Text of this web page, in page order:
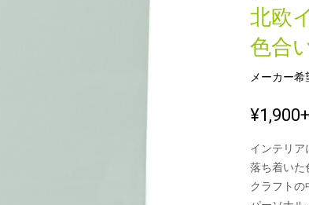
北欧
色合
メーカー
¥1,900
インテリア
落ち着いた
クラフトの